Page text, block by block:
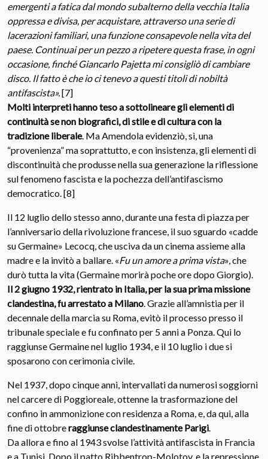
emergenti a fatica dal mondo subalterno della vecchia Italia
oppressa e divisa, per acquistare, attraverso una serie di
lacerazioni familiari, una funzione consapevole nella vita del
paese. Continuai per un pezzo a ripetere questa frase, in ogni
occasione, finché Giancarlo Pajetta mi consigliò di cambiare
disco. Il fatto è che io ci tenevo a questi titoli di nobiltà
antifascista».[7]
Molti interpreti hanno teso a sottolineare gli elementi di
continuità se non biografici, di stile e di cultura con la
tradizione liberale. Ma Amendola evidenziò, sì, una
“provenienza” ma soprattutto, e con insistenza, gli elementi di
discontinuità che produsse nella sua generazione la riflessione
sul fenomeno fascista e la pochezza dell’antifascismo
democratico. [8]
Il 12 luglio dello stesso anno, durante una festa di piazza per
l’anniversario della rivoluzione francese, il suo sguardo «cadde
su Germaine» Lecocq, che usciva da un cinema assieme alla
madre e la invitò a ballare. «Fu un amore a prima vista», che
durò tutta la vita (Germaine morirà poche ore dopo Giorgio).
Il 2 giugno 1932, rientrato in Italia, per la sua prima missione
clandestina, fu arrestato a Milano. Grazie all’amnistia per il
decennale della marcia su Roma, evitò il processo presso il
tribunale speciale e fu confinato per 5 anni a Ponza. Qui lo
raggiunse Germaine nel luglio 1934, e il 10 luglio i due si
sposarono con cerimonia civile.
Nel 1937, dopo cinque anni, intervallati da numerosi soggiorni
nel carcere di Poggioreale, ottenne la trasformazione del
confino in ammonizione con residenza a Roma, e, da qui, alla
fine di ottobreraggiunse clandestinamente Parigi.
Da allora e fino al 1943 svolse l’attività antifascista in Francia
e a Tunisi. Dopo il patto Ribbentrop-Molotov, e la repressione